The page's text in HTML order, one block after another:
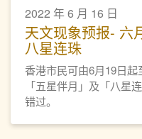
2022 年 6 月 16 日
天文现象预报- 六
八星连珠
香港市民可由6月19日
「五星伴月」及「八星
错过。